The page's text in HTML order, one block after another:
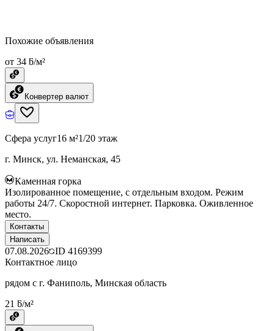
Похожие объявления
от 34 ƃ/м²
Конвертер валют
Сфера услуг16 м²1/20 этаж
г. Минск, ул. Неманская, 45
Каменная горка
Изолированное помещение, с отдельным входом. Режим
работы 24/7. Скоростной интернет. Парковка. Оживленное
место.
Контакты
Написать
07.08.2026 ID 4169399
Контактное лицо
рядом с г. Фаниполь, Минская область
21 ƃ/м²